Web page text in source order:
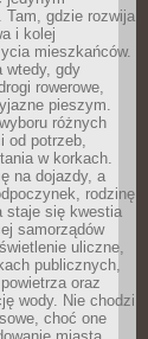
gdzie rozwija
i kolej
mieszkańców.
wtedy, gdy
rowerowe,
pieszym.
różnych
od potrzeb,
w korkach.
na dojazdy, a
rodzinę
staje się kwestia
samorządów
uliczne,
publicznych,
oraz
wody. Nie chodzi
choć one